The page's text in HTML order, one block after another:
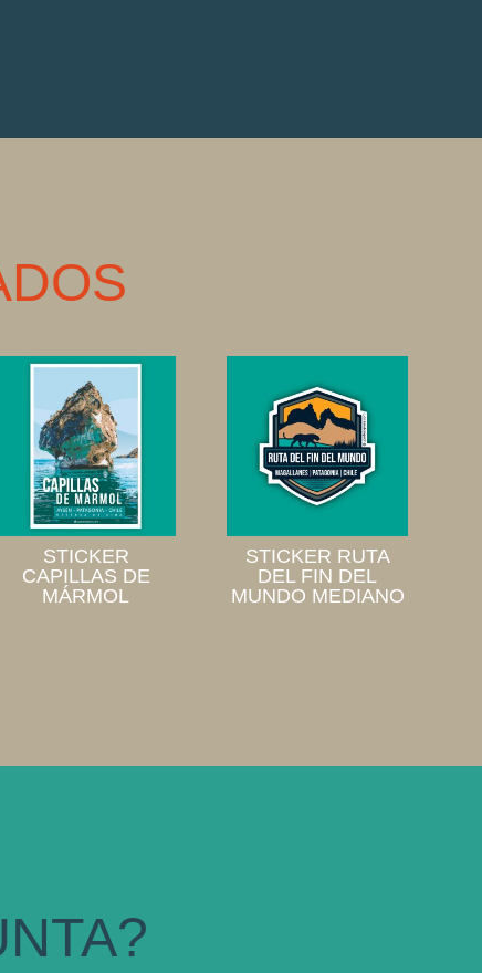
STICKER
CAPILLAS DE
MÁRMOL
STICKER RUTA
DEL FIN DEL
MUNDO MEDIANO